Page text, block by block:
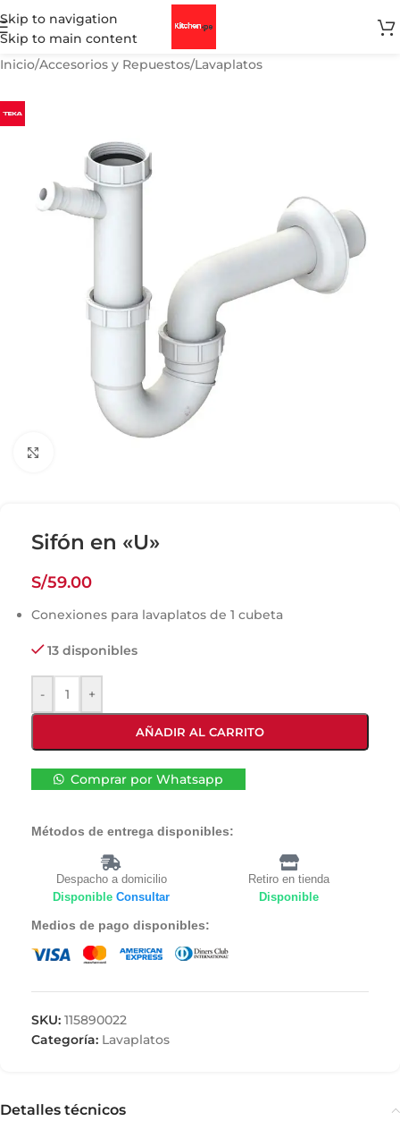
Skip to navigation
Skip to main content
Inicio/Accesorios y Repuestos/Lavaplatos
Sifón en «U»
S/59.00
Conexiones para lavaplatos de 1 cubeta
13 disponibles
- +
AÑADIR AL CARRITO
Comprar por Whatsapp
Métodos de entrega disponibles:
Despacho a domicilio
Disponible Consultar
Retiro en tienda
Disponible
Medios de pago disponibles:
SKU: 115890022
Categoría: Lavaplatos
Detalles técnicos